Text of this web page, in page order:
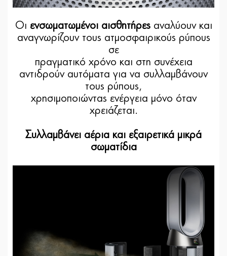
Οι ενσωματωμένοι αισθητήρεςαναλύουν και
αναγνωρίζουν τους ατμοσφαιρικούς ρύπους
σε
πραγματικό χρόνο και στη συνέχεια
αντιδρούν αυτόματα για να συλλαμβάνουν
τους ρύπους,
χρησιμοποιώντας ενέργεια μόνο όταν
χρειάζεται.
Συλλαμβάνει αέρια και εξαιρετικά μικρά
σωματίδια